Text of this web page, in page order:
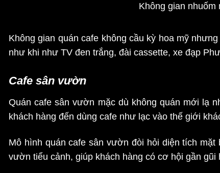
Không gian nhuốm
Không gian quán cafe không cầu kỳ hoa mỹ
như khi như TV đen trắng, đài cassette, xe đạp
Cafe sân vườn
Quán cafe sân vườn mặc dù không quán mới lạ
khách hàng đến dùng cafe như lạc vào thế giới
Mô hình quán cafe sân vườn đòi hỏi diện tích
vườn tiểu cảnh, giúp khách hàng có cơ hội gần gũi